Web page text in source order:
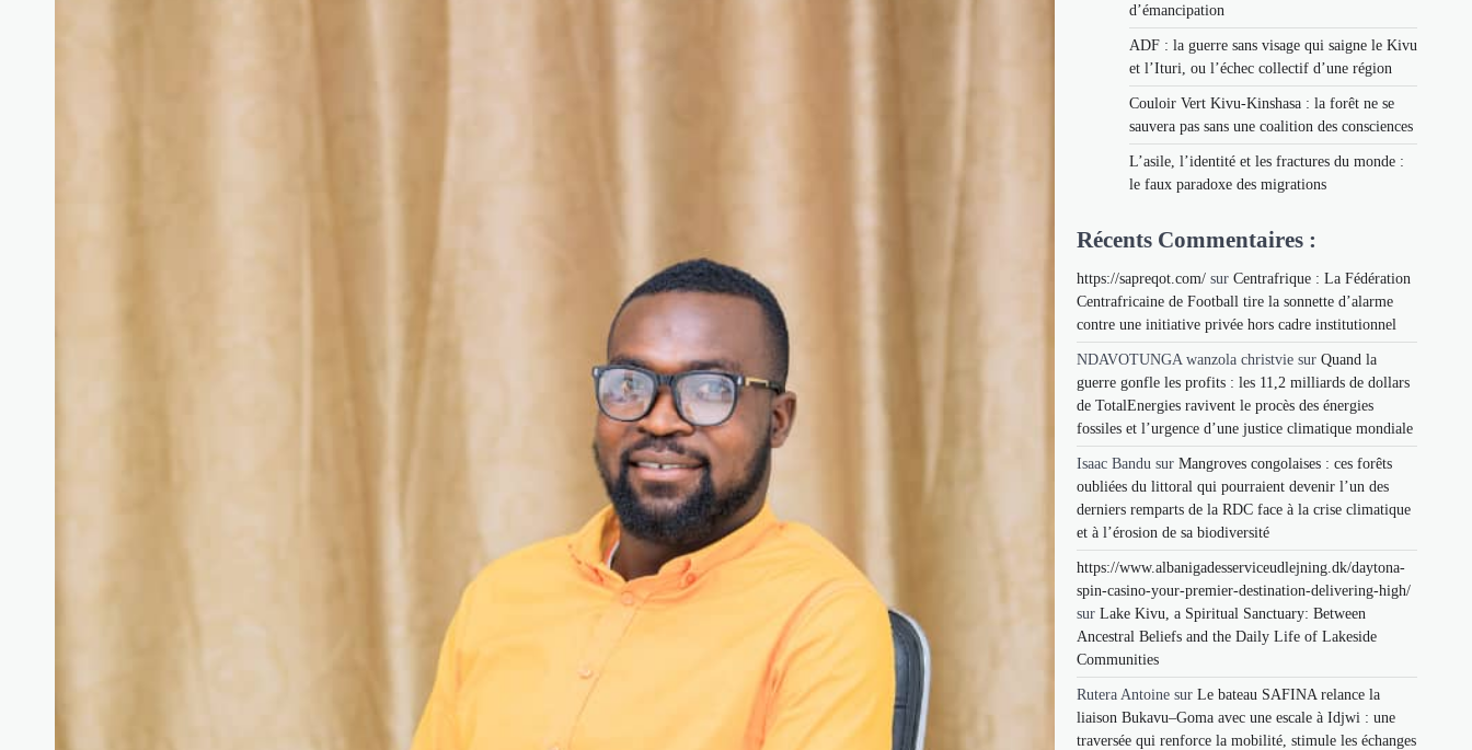
d’émancipation
ADF : la guerre sans visage qui saigne le Kivu
et l’Ituri, ou l’échec collectif d’une région
Couloir Vert Kivu-Kinshasa : la forêt ne se
sauvera pas sans une coalition des consciences
L’asile, l’identité et les fractures du monde :
le faux paradoxe des migrations
Récents Commentaires :
https://sapreqot.com/ sur Centrafrique : La Fédération
Centrafricaine de Football tire la sonnette d’alarme
contre une initiative privée hors cadre institutionnel
NDAVOTUNGA wanzola christvie sur Quand la
guerre gonfle les profits : les 11,2 milliards de dollars
de TotalEnergies ravivent le procès des énergies
fossiles et l’urgence d’une justice climatique mondiale
Isaac Bandu sur Mangroves congolaises : ces forêts
oubliées du littoral qui pourraient devenir l’un des
derniers remparts de la RDC face à la crise climatique
et à l’érosion de sa biodiversité
https://www.albanigadesserviceudlejning.dk/daytona-
spin-casino-your-premier-destination-delivering-high/
sur Lake Kivu, a Spiritual Sanctuary: Between
Ancestral Beliefs and the Daily Life of Lakeside
Communities
Rutera Antoine sur Le bateau SAFINA relance la
liaison Bukavu–Goma avec une escale à Idjwi : une
traversée qui renforce la mobilité, stimule les échanges